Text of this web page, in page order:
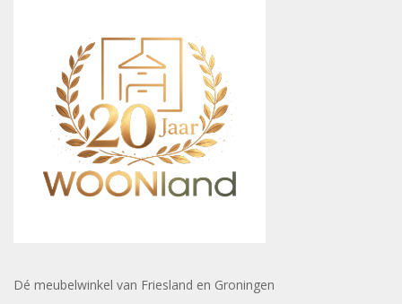
Dé meubelwinkel van Friesland en Groningen